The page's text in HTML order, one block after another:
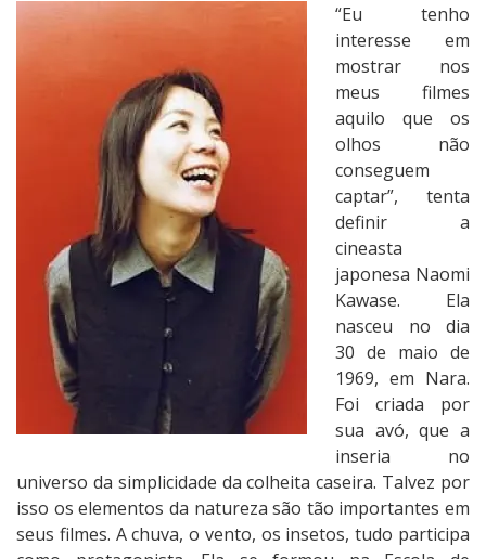
O
w
s
e
“Eu tenho
interesse em
mostrar nos
meus filmes
aquilo que os
olhos não
conseguem
captar”, tenta
definir a
cineasta
japonesa Naomi
Kawase. Ela
nasceu no dia
30 de maio de
1969, em Nara.
Foi criada por
sua avó, que a
inseria no
universo da simplicidade da colheita caseira. Talvez por
isso os elementos da natureza são tão importantes em
seus filmes. A chuva, o vento, os insetos, tudo participa